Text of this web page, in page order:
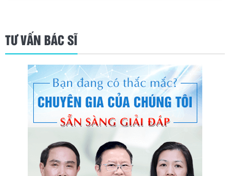
TƯ VẤN BÁC SĨ